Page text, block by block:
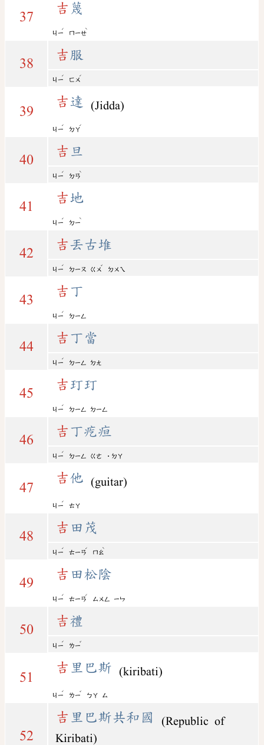
37
吉 蔑
ㄐㄧ
ˊ
ㄇㄧㄝ
ˋ
38
吉 服
ㄐㄧ
ˊ
ㄈㄨ
ˊ
39
吉 達 (Jidda)
ㄐㄧ
ˊ
ㄉㄚ
ˊ
40
吉 旦
ㄐㄧ
ˊ
ㄉㄢ
ˋ
41
吉地
ㄐㄧ
ˊ
ㄉㄧ
ˋ
42
吉丟古堆
ㄐㄧ
ˊ
ㄉㄧㄡ ㄍㄨ
ˇ
ㄉㄨㄟ
43
吉 丁
ㄐㄧ
ˊ
ㄉㄧㄥ
44
吉 丁當
ㄐㄧ
ˊ
ㄉㄧㄥ ㄉㄤ
45
吉 玎玎
ㄐㄧ
ˊ
ㄉㄧㄥ ㄉㄧㄥ
46
吉 丁疙疸
ㄐㄧ
ˊ
ㄉㄧㄥ ㄍㄜ ˙ㄉㄚ
47
吉他 (guitar)
ㄐㄧ
ˊ
ㄊㄚ
48
吉 田茂
ㄐㄧ
ˊ
ㄊㄧㄢ
ˊ
ㄇㄠ
ˋ
49
吉 田松陰
ㄐㄧ
ˊ
ㄊㄧㄢ
ˊ
ㄙㄨㄥ ㄧㄣ
50
吉禮
ㄐㄧ
ˊ
ㄌㄧ
ˇ
51
吉 里巴斯 (kiribati)
ㄐㄧ
ˊ
ㄌㄧ
ˇ
ㄅㄚ ㄙ
52
吉 里巴斯共和國
(Republic of
Kiribati)